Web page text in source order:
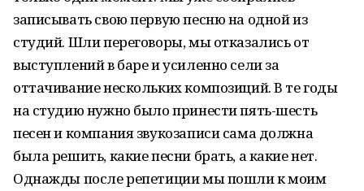
записывать свою первую песню на одной из
студий. Шли переговоры, мы отказались от
выступлений в баре и усиленно сели за
оттачивание нескольких композиций. В те годы
на студию нужно было принести пять-шесть
песен и компания звукозаписи сама должна
была решить, какие песни брать, а какие нет.
Однажды после репетиции мы пошли к моим